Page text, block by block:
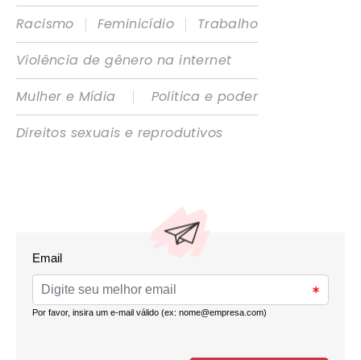
Racismo | Feminicídio |
Trabalho
Violência de gênero na internet
Mulher e Mídia
|
Política e poder
Direitos sexuais e reprodutivos